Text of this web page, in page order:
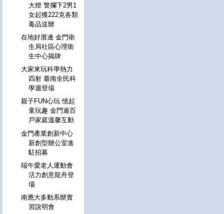
大燈 警攔下2男1
女起獲222克各類
毒品送辦
在地好厝邊 金門衛
生局社區心理衛
生中心揭牌
大家來玩科學熱力
四射 臺南全民科
學週登場
親子FUN心玩 憶起
童玩趣 金門逾百
戶家庭溫馨互動
金門產業創新中心
新創型辦公室進
駐招募
端午愛老人運動會
活力創意龍舟登
場
南應大多動系辦實
習說明會